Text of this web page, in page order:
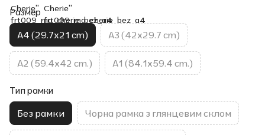
Размер
A4 (29.7x21 cm) A3 (42x29.7 cm)
A2 (59.4x42 cm.) A1 (84.1x59.4 cm.)
Тип рамки
Без рамки Чорна рамка з глянцевим склом